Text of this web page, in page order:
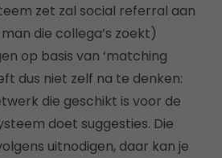
zet zal social referral aan
die collega’s zoekt)
op basis van ‘matching
dus niet zelf na te denken:
die geschikt is voor de
doet suggesties. Die
uitnodigen, daar kan je